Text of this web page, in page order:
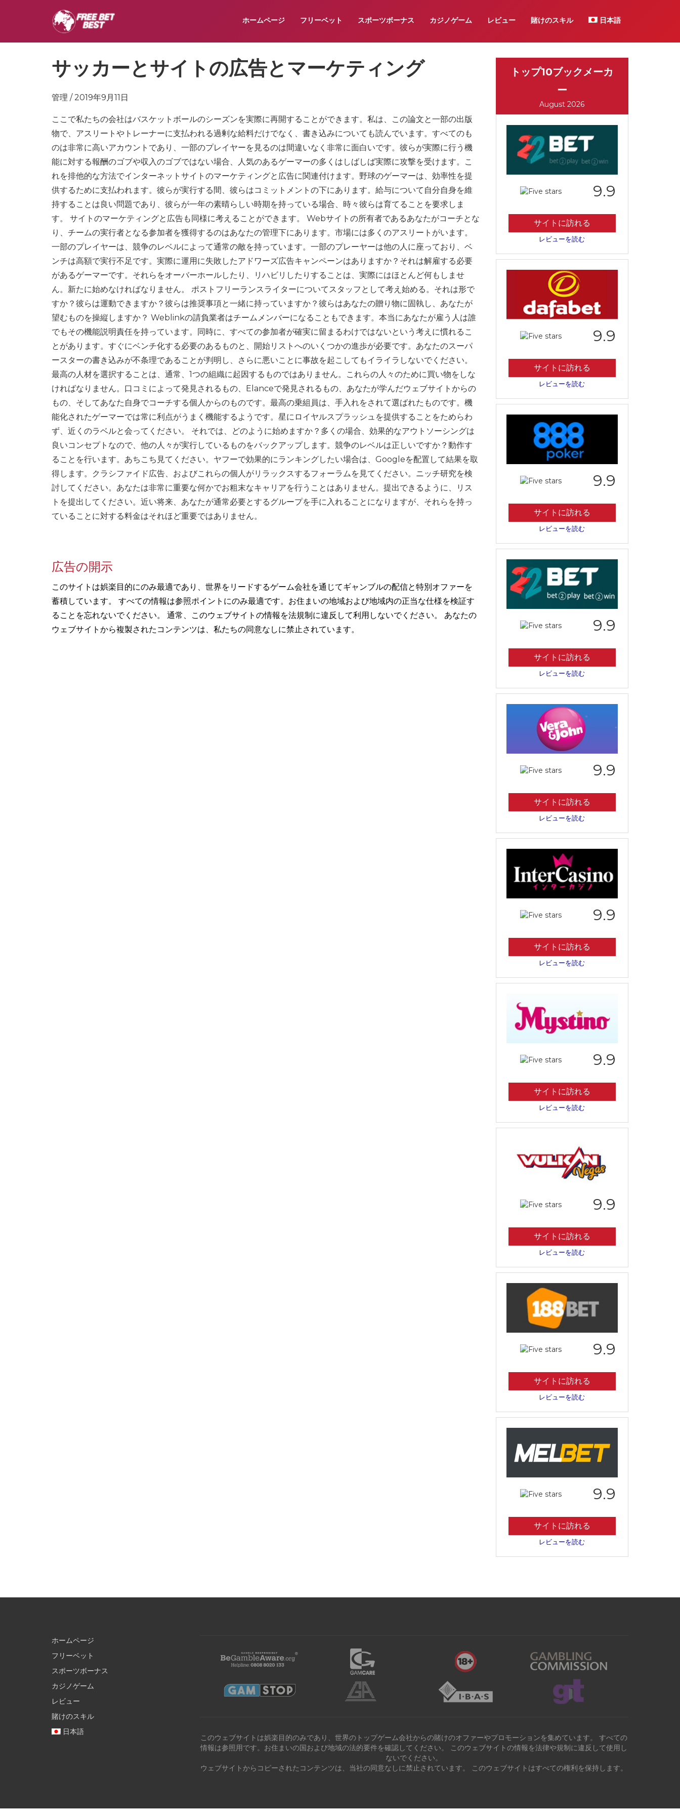
ホームページ フリーベット スポーツボーナス カジノゲーム レビュー 賭けのスキル 日本語
サッカーとサイトの広告とマーケティング
管理 / 2019年9月11日
ここで私たちの会社はバスケットボールのシーズンを実際に再開することができます。私は、この論文と一部の出版
物で、アスリートやトレーナーに支払われる過剰な給料だけでなく、書き込みについても読んでいます。すべてのも
のは非常に高いアカウントであり、一部のプレイヤーを見るのは間違いなく非常に面白いです。彼らが実際に行う機
能に対する報酬のゴブや収入のゴブではない場合、人気のあるゲーマーの多くはしばしば実際に攻撃を受けます。こ
れを排他的な方法でインターネットサイトのマーケティングと広告に関連付けます。野球のゲーマーは、効率性を提
供するために支払われます。彼らが実行する間、彼らはコミットメントの下にあります。給与について自分自身を維
持することは良い問題であり、彼らが一年の素晴らしい時期を持っている場合、時々彼らは育てることを要求しま
す。 サイトのマーケティングと広告も同様に考えることができます。 Webサイトの所有者であるあなたがコーチとな
り、チームの実行者となる参加者を獲得するのはあなたの管理下にあります。市場には多くのアスリートがいます。
一部のプレイヤーは、競争のレベルによって通常の敵を持っています。一部のプレーヤーは他の人に座っており、ベ
ンチは高額で実行不足です。実際に運用に失敗したアドワーズ広告キャンペーンはありますか？それは解雇する必要
があるゲーマーです。それらをオーバーホールしたり、リハビリしたりすることは、実際にはほとんど何もしませ
ん。新たに始めなければなりません。 ポストフリーランスライターについてスタッフとして考え始める。それは形で
すか？彼らは運動できますか？彼らは推奨事項と一緒に持っていますか？彼らはあなたの贈り物に固執し、あなたが
望むものを操縦しますか？ Weblinkの請負業者はチームメンバーになることもできます。本当にあなたが雇う人は誰
でもその機能説明責任を持っています。同時に、すべての参加者が確実に留まるわけではないという考えに慣れるこ
とがあります。すぐにベンチ化する必要のあるものと、開始リストへのいくつかの進歩が必要です。あなたのスーパ
ースターの書き込みが不条理であることが判明し、さらに悪いことに事故を起こしてもイライラしないでください。
最高の人材を選択することは、通常、1つの組織に起因するものではありません。これらの人々のために買い物をしな
ければなりません。口コミによって発見されるもの、Elanceで発見されるもの、あなたが学んだウェブサイトからの
もの、そしてあなた自身でコーチする個人からのものです。最高の乗組員は、手入れをされて選ばれたものです。機
能化されたゲーマーでは常に利点がうまく機能するようです。星にロイヤルスプラッシュを提供することをためらわ
ず、近くのラベルと会ってください。 それでは、どのように始めますか？多くの場合、効果的なアウトソーシングは
良いコンセプトなので、他の人々が実行しているものをバックアップします。競争のレベルは正しいですか？動作す
ることを行います。あちこち見てください。ヤフーで効果的にランキングしたい場合は、Googleを配置して結果を取
得します。クラシファイド広告、およびこれらの個人がリラックスするフォーラムを見てください。ニッチ研究を検
討してください。あなたは非常に重要な何かでお粗末なキャリアを行うことはありません。提出できるように、リス
トを提出してください。近い将来、あなたが通常必要とするグループを手に入れることになりますが、それらを持っ
ていることに対する料金はそれほど重要ではありません。
広告の開示
このサイトは娯楽目的にのみ最適であり、世界をリードするゲーム会社を通じてギャンブルの配信と特別オファーを
蓄積しています。 すべての情報は参照ポイントにのみ最適です。お住まいの地域および地域内の正当な仕様を検証す
ることを忘れないでください。 通常、このウェブサイトの情報を法規制に違反して利用しないでください。 あなたの
ウェブサイトから複製されたコンテンツは、私たちの同意なしに禁止されています。
トップ10ブックメーカ
ー
August 2026
9.9
サイトに訪れる
レビューを読む
9.9
サイトに訪れる
レビューを読む
9.9
サイトに訪れる
レビューを読む
9.9
サイトに訪れる
レビューを読む
9.9
サイトに訪れる
レビューを読む
9.9
サイトに訪れる
レビューを読む
9.9
サイトに訪れる
レビューを読む
9.9
サイトに訪れる
レビューを読む
9.9
サイトに訪れる
レビューを読む
9.9
サイトに訪れる
レビューを読む
ホームページ
フリーベット
スポーツボーナス
カジノゲーム
レビュー
賭けのスキル
日本語
このウェブサイトは娯楽目的のみであり、世界のトップゲーム会社からの賭けのオファーやプロモーションを集めています。 すべての
情報は参照用です。お住まいの国および地域の法的要件を確認してください。 このウェブサイトの情報を法律や規制に違反して使用し
ないでください。
ウェブサイトからコピーされたコンテンツは、当社の同意なしに禁止されています。 このウェブサイトはすべての権利を保持します。